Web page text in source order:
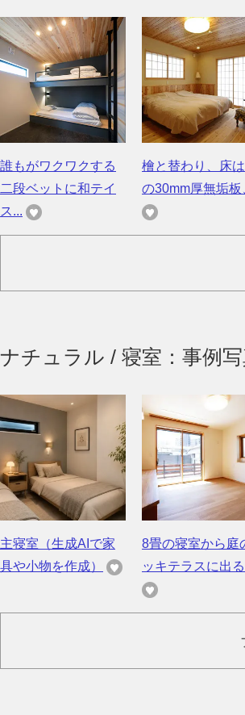
誰もがワクワクする
二段ベットに和テイ
ス...
檜と替わり、床
の30mm厚無垢板
ナチュラル / 寝室：事例
主寝室（生成AIで家
具や小物を作成）
8畳の寝室から庭
ッキテラスに出